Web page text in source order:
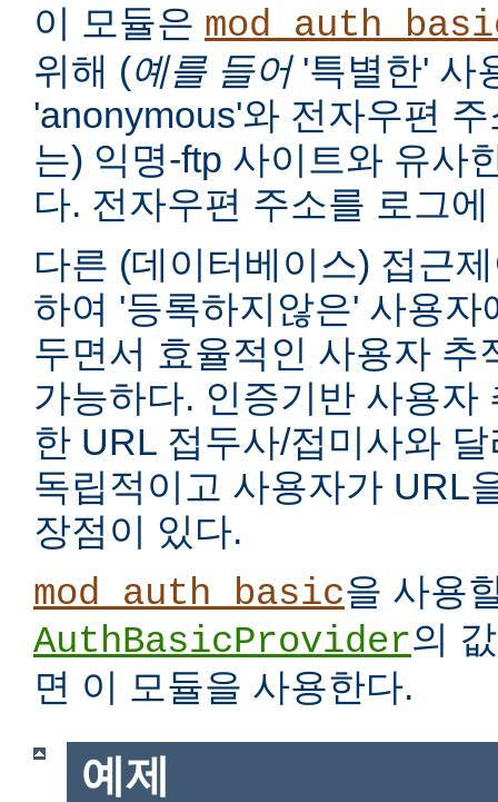
이 모듈은
위해 (예를 들어'특별한' 사
'anonymous'와 전자우편
는) 익명-ftp 사이트와 유사
다. 전자우편 주소를 로그
다른 (데이터베이스) 접근
하여 '등록하지않은' 사용
두면서 효율적인 사용자 추
가능하다. 인증기반 사용자
한 URL 접두사/접미사와
독립적이고 사용자가 URL
장점이 있다.
mod_auth_basic을 사용
AuthBasicProvider의
면 이 모듈을 사용한다.
예제